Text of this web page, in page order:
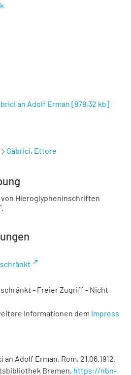
an Adolf Erman [878,32 kb]
Gàbrici, Ettore
Hieroglypheninschriften
- Freier Zugriff - Nicht
Informationen dem Impress
Adolf Erman. Rom, 21.06.1912.
Bremen, https://nbn-